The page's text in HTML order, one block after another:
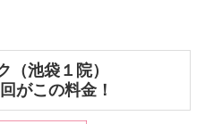
（池袋１院）
がこの料金！